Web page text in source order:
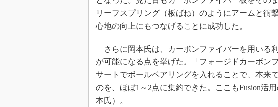
リーフスプリング（板ばね）のようにアームと衝
心地の向上にもつなげることに成功した。
さらに岡本氏は、カーボンファイバーを用いる
が可能になる点を挙げた。「フォージドカーボン
サートでボールベアリングを入れることで、本来
のを、ほぼ1～2点に集約できた。ここもFusion活
本氏）。